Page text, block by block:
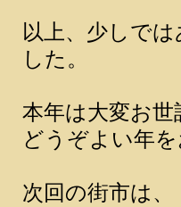
以上、少しで
した。
本年は大変お
どうぞよい年
次回の街市は、